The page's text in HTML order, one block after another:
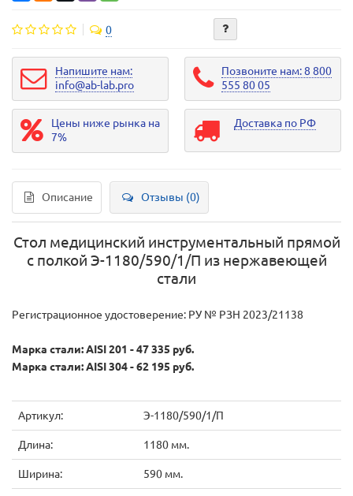
0
Напишите нам:
info@ab-lab.pro
Позвоните нам: 8 800
555 80 05
Цены ниже рынка на
7%
Доставка по РФ
Описание Отзывы (0)
Стол медицинский инструментальный прямой
с полкой Э-1180/590/1/П из нержавеющей
стали
Регистрационное удостоверение: РУ № РЗН 2023/21138
Марка стали: AISI 201 - 47 335 руб.
Марка стали: AISI 304 - 62 195 руб.
Артикул: Э-1180/590/1/П
Длина: 1180 мм.
Ширина: 590 мм.